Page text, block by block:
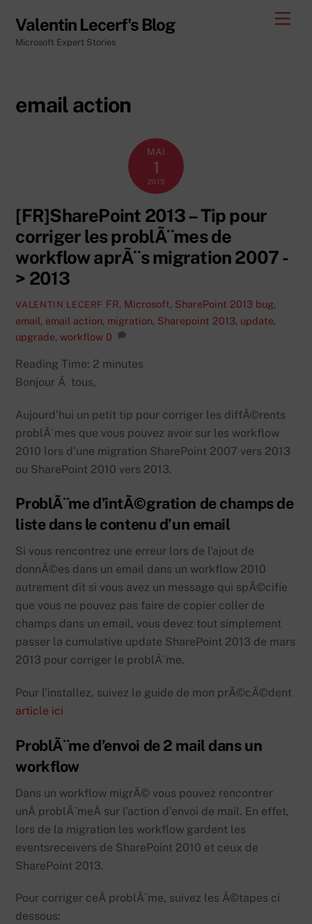
content
Valentin Lecerf's Blog
Microsoft Expert Stories
email action
MAI
1
2013
[FR]SharePoint 2013 – Tip pour
corriger les problÃ¨mes de
workflow aprÃ¨s migration 2007 -
> 2013
VALENTIN LECERF FR, Microsoft, SharePoint 2013 bug,
email, email action, migration, Sharepoint 2013, update,
upgrade, workflow 0
Reading Time: 2 minutes
Bonjour Ã tous,
Aujourd’hui un petit tip pour corriger les diffÃ©rents
problÃ¨mes que vous pouvez avoir sur les workflow
2010 lors d’une migration SharePoint 2007 vers 2013
ou SharePoint 2010 vers 2013.
ProblÃ¨me d’intÃ©gration de champs de
liste dans le contenu d’un email
Si vous rencontrez une erreur lors de l’ajout de
donnÃ©es dans un email dans un workflow 2010
autrement dit si vous avez un message qui spÃ©cifie
que vous ne pouvez pas faire de copier coller de
champs dans un email, vous devez tout simplement
passer la cumulative update SharePoint 2013 de mars
2013 pour corriger le problÃ¨me.
Pour l’installez, suivez le guide de mon prÃ©cÃ©dent
article ici
ProblÃ¨me d’envoi de 2 mail dans un
workflow
Dans un workflow migrÃ© vous pouvez rencontrer
unÂ problÃ¨meÂ sur l’action d’envoi de mail. En effet,
lors de la migration les workflow gardent les
eventsreceivers de SharePoint 2010 et ceux de
SharePoint 2013.
Pour corriger ceÂ problÃ¨me, suivez les Ã©tapes ci
dessous: